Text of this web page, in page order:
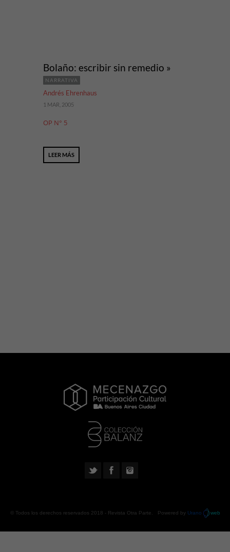
Bolaño: escribir sin remedio »
NARRATIVA
Andrés Ehrenhaus
1 MAR, 2005
OP N° 5
LEER MÁS
© Todos los derechos reservados 2018 - Revista Otra Parte . Powered by Urano web